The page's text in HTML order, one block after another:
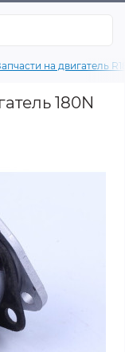
на двигатель
180N